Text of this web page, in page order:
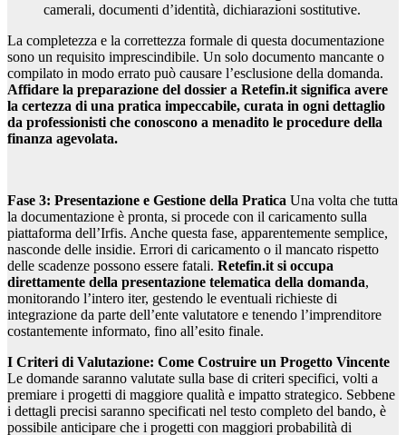
camerali, documenti d’identità, dichiarazioni sostitutive.
La completezza e la correttezza formale di questa documentazione
sono un requisito imprescindibile. Un solo documento mancante o
compilato in modo errato può causare l’esclusione della domanda.
Affidare la preparazione del dossier a Retefin.it significa avere
la certezza di una pratica impeccabile, curata in ogni dettaglio
da professionisti che conoscono a menadito le procedure della
finanza agevolata.
Fase 3: Presentazione e Gestione della Pratica Una volta che tutta
la documentazione è pronta, si procede con il caricamento sulla
piattaforma dell’Irfis. Anche questa fase, apparentemente semplice,
nasconde delle insidie. Errori di caricamento o il mancato rispetto
delle scadenze possono essere fatali. Retefin.it si occupa
direttamente della presentazione telematica della domanda,
monitorando l’intero iter, gestendo le eventuali richieste di
integrazione da parte dell’ente valutatore e tenendo l’imprenditore
costantemente informato, fino all’esito finale.
I Criteri di Valutazione: Come Costruire un Progetto Vincente
Le domande saranno valutate sulla base di criteri specifici, volti a
premiare i progetti di maggiore qualità e impatto strategico. Sebbene
i dettagli precisi saranno specificati nel testo completo del bando, è
possibile anticipare che i progetti con maggiori probabilità di